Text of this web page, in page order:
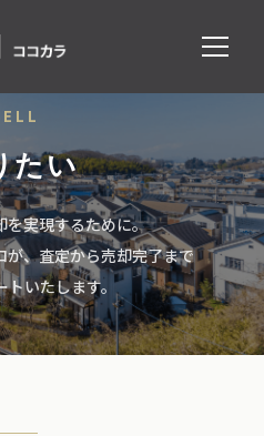
たい
を実現するために。
が、査定から売却完了まで
トいたします。